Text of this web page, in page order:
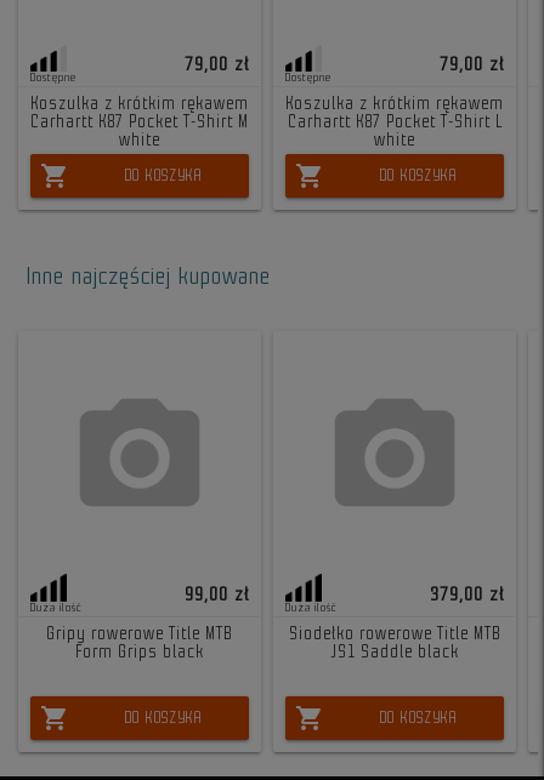
Dostępne
79,00 zł
Koszulka z krótkim rękawem
Carhartt K87 Pocket T-Shirt M
white
shopping_cart DO KOSZYKA
Dostępne
79,00 zł
Koszulka z krótkim rękawem
Carhartt K87 Pocket T-Shirt L
white
shopping_cart DO KOSZYKA
Inne najczęściej kupowane
Duża ilość
99,00 zł
Gripy rowerowe Title MTB
Form Grips black
shopping_cart DO KOSZYKA
Duża ilość
379,00 zł
Siodełko rowerowe Title MTB
JS1 Saddle black
shopping_cart DO KOSZYKA